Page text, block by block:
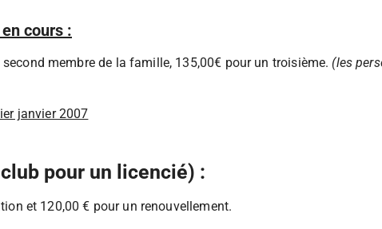
cours :
membre de la famille, 135,00€ pour un troisième. (les
janvier 2007
pour un licencié) :
et 120,00 € pour un renouvellement.